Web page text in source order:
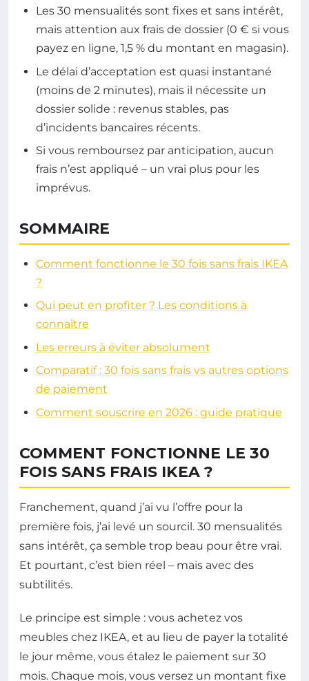
Les 30 mensualités sont fixes et sans intérêt,
mais attention aux frais de dossier (0 € si vous
payez en ligne, 1,5 % du montant en magasin).
Le délai d’acceptation est quasi instantané
(moins de 2 minutes), mais il nécessite un
dossier solide : revenus stables, pas
d’incidents bancaires récents.
Si vous remboursez par anticipation, aucun
frais n’est appliqué – un vrai plus pour les
imprévus.
SOMMAIRE
Comment fonctionne le 30 fois sans frais IKEA
?
Qui peut en profiter ? Les conditions à
connaître
Les erreurs à éviter absolument
Comparatif : 30 fois sans frais vs autres options
de paiement
Comment souscrire en 2026 : guide pratique
COMMENT FONCTIONNE LE 30
FOIS SANS FRAIS IKEA ?
Franchement, quand j’ai vu l’offre pour la
première fois, j’ai levé un sourcil. 30 mensualités
sans intérêt, ça semble trop beau pour être vrai.
Et pourtant, c’est bien réel – mais avec des
subtilités.
Le principe est simple : vous achetez vos
meubles chez IKEA, et au lieu de payer la totalité
le jour même, vous étalez le paiement sur 30
mois. Chaque mois, vous versez un montant fixe